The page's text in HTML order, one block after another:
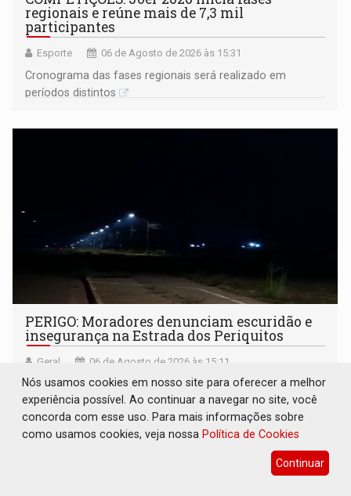
regionais e reúne mais de 7,3 mil
participantes
Esporte 06 de Agosto de 2026 às 15:31
Cronograma das fases regionais será realizado em
períodos distintos
PERIGO: Moradores denunciam escuridão e
insegurança na Estrada dos Periquitos
Geral 06 de Agosto de 2026 às 15:11
Furtos recorrentes de fiação elétrica e vegetação alta
expõem trabalhadores e pedestres a riscos no período
noturno e de madrugada
Nós usamos cookies em nosso site para oferecer a melhor
experiência possível. Ao continuar a navegar no site, você
concorda com esse uso. Para mais informações sobre
como usamos cookies, veja nossa Política de Cookies
Continuar